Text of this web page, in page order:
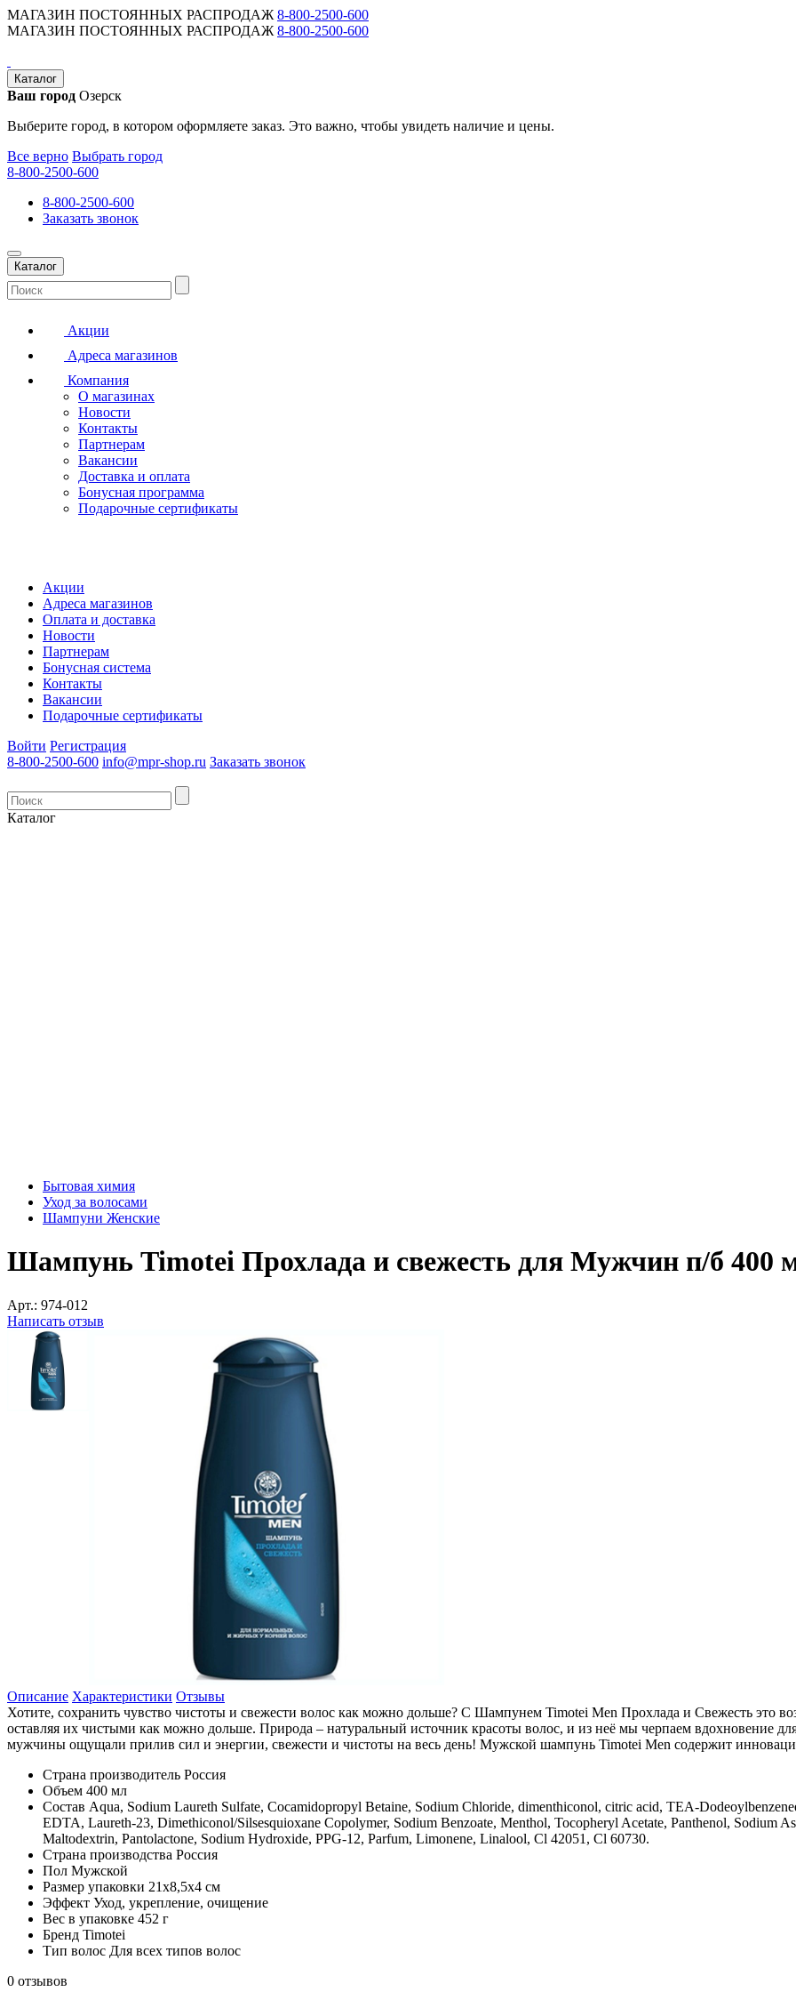
МАГАЗИН ПОСТОЯННЫХ РАСПРОДАЖ 8-800-2500-600
МАГАЗИН ПОСТОЯННЫХ РАСПРОДАЖ 8-800-2500-600
Каталог
Ваш город Озерск
Выберите город, в котором оформляете заказ. Это важно, чтобы увидеть наличие и цены.
Все верно Выбрать город
8-800-2500-600
8-800-2500-600
Заказать звонок
Каталог
Акции
Адреса магазинов
Компания
О магазинах
Новости
Контакты
Партнерам
Вакансии
Доставка и оплата
Бонусная программа
Подарочные сертификаты
Акции
Адреса магазинов
Оплата и доставка
Новости
Партнерам
Бонусная система
Контакты
Вакансии
Подарочные сертификаты
Войти Регистрация
8-800-2500-600 info@mpr-shop.ru Заказать звонок
Каталог
Бытовая химия
Уход за волосами
Шампуни Женские
Шампунь Timotei Прохлада и свежесть для Мужчин п/б 400
Арт.: 974-012
Написать отзыв
Описание Характеристики Отзывы
Хотите, сохранить чувство чистоты и свежести волос как можно дольше? С Шампунем Timotei Men Прохлада и Свежесть
оставляя их чистыми как можно дольше. Природа – натуральный источник красоты волос, и из неё мы черпаем вдохновение
мужчины ощущали прилив сил и энергии, свежести и чистоты на весь день! Мужской шампунь Timotei Men содержит
Страна производитель Россия
Объем 400 мл
Состав Aqua, Sodium Laureth Sulfate, Cocamidopropyl Betaine, Sodium Chloride, dimenthiconol, citric acid, TEA-
EDTA, Laureth-23, Dimethiconol/Silsesquioxane Copolymer, Sodium Benzoate, Menthol, Tocopheryl Acetate, Panthenol, Sodium
Maltodextrin, Pantolactone, Sodium Hydroxide, PPG-12, Parfum, Limonene, Linalool, Cl 42051, Cl 60730.
Страна производства Россия
Пол Мужской
Размер упаковки 21х8,5х4 см
Эффект Уход, укрепление, очищение
Вес в упаковке 452 г
Бренд Timotei
Тип волос Для всех типов волос
0 отзывов